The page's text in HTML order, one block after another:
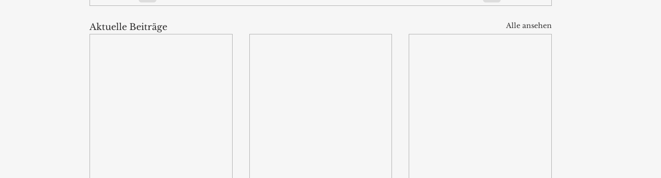
Aktuelle Beiträge Alle ansehen